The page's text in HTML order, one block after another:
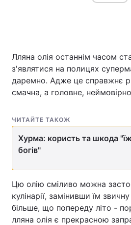
Головна
Економіка Світ
Спорт
Техно і зв'язок
Зброя
Здоров'я
Лляна олія останнім часом
з'являтися на полицях
даремно. Адже це справжнє
смачна, а головне,
ЧИТАЙТЕ ТАКОЖ
Хурма: користь та шкода
богів"
Цю олію сміливо можна
кулінарії, замінивши їм
більше, що попереду літо -
лляна олія є прекрасною